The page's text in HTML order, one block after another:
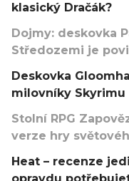
klasický Dračák?
Dojmy: deskovka
Středozemi je
Deskovka
milovníky Skyrimu
Stolní RPG
verze hry
Heat – recenze